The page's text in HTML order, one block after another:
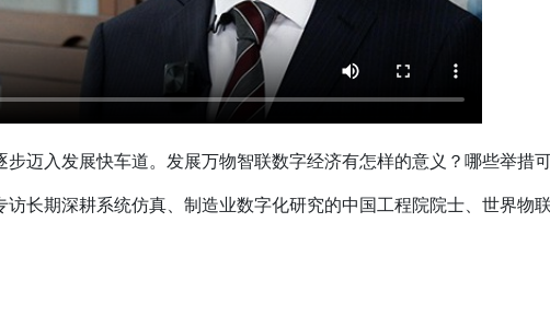
步迈入发展快车道。发展万物智联数字经济有怎样的意义？哪些举措
访长期深耕系统仿真、制造业数字化研究的中国工程院院士、世界物